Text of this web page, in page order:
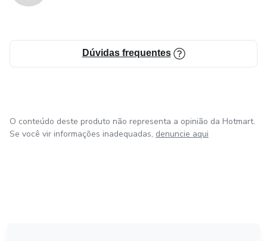
Dúvidas frequentes
O conteúdo deste produto não representa a opinião da Hotmart.
Se você vir informações inadequadas, denuncie aqui